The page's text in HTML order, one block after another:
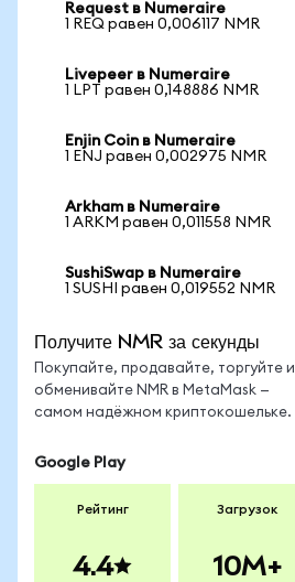
Request в Numeraire
1 REQ равен 0,006117 NMR
Livepeer в Numeraire
1 LPT равен 0,148886 NMR
Enjin Coin в Numeraire
1 ENJ равен 0,002975 NMR
Arkham в Numeraire
1 ARKM равен 0,011558 NMR
SushiSwap в Numeraire
1 SUSHI равен 0,019552 NMR
Получите NMR за секунды
Покупайте, продавайте, торгуйте и
обменивайте NMR в MetaMask —
самом надёжном криптокошельке.
Google Play
Рейтинг
4.4
Загрузок
10M+